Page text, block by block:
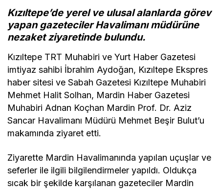
Kızıltepe’de yerel ve ulusal alanlarda görev
yapan gazeteciler Havalimanı müdürüne
nezaket ziyaretinde bulundu.
Kızıltepe TRT Muhabiri ve Yurt Haber Gazetesi
imtiyaz sahibi İbrahim Aydoğan, Kızıltepe Ekspres
haber sitesi ve Sabah Gazetesi Kızıltepe Muhabiri
Mehmet Halit Solhan, Mardin Haber Gazetesi
Muhabiri Adnan Koçhan Mardin Prof. Dr. Aziz
Sancar Havalimanı Müdürü Mehmet Beşir Bulut’u
makamında ziyaret etti.
Ziyarette Mardin Havalimanında yapılan uçuşlar ve
seferler ile ilgili bilgilendirmeler yapıldı. Oldukça
sıcak bir şekilde karşılanan gazeteciler Mardin